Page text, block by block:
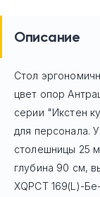
Описание
Стол
цвет опор
серии "Икстен
для персонала.
столешницы 25
глубина 90 см,
XQPCT 169(L)-